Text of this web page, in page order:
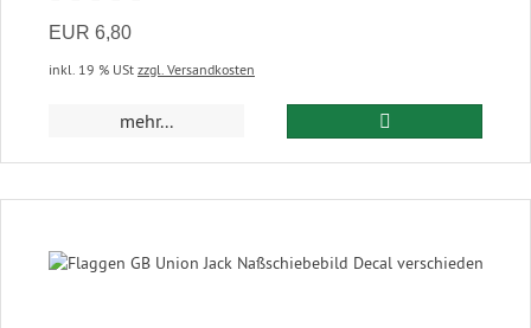
EUR 6,80
inkl. 19 % USt zzgl. Versandkosten
mehr...